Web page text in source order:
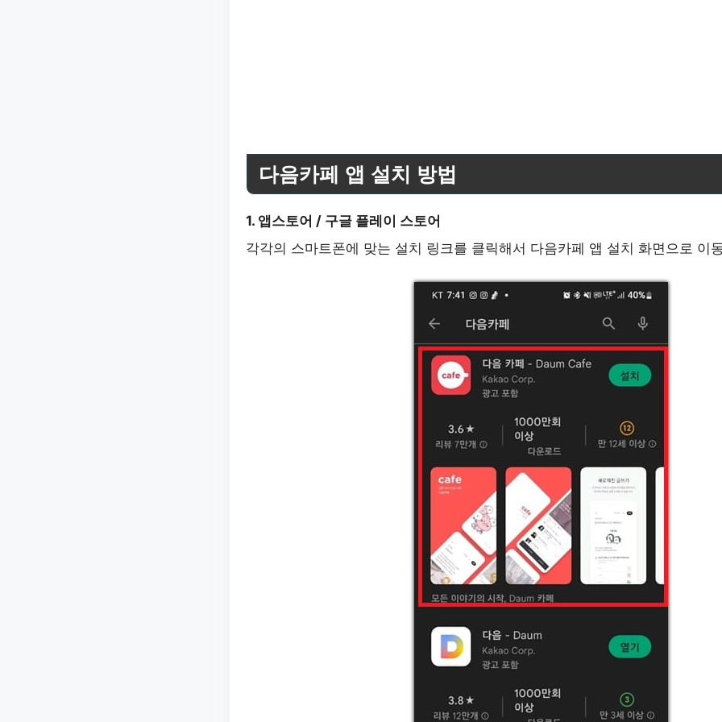
다음카페 앱 설치 방법
1. 앱스토어 / 구글 플레이 스토어
각각의 스마트폰에 맞는 설치 링크를 클릭해서 다음카페 앱 설치 화면으로 이